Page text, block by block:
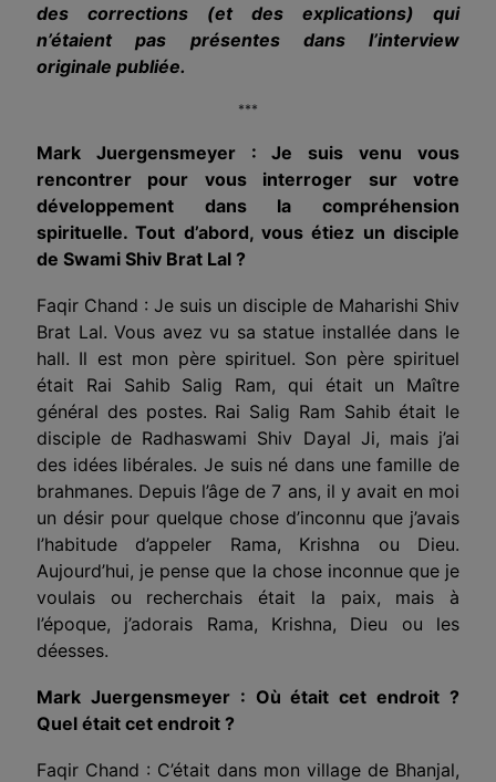
des corrections (et des explications) qui
n’étaient pas présentes dans l’interview
originale publiée.
***
Mark Juergensmeyer : Je suis venu vous
rencontrer pour vous interroger sur votre
développement dans la compréhension
spirituelle. Tout d’abord, vous étiez un disciple
de Swami Shiv Brat Lal ?
Faqir Chand : Je suis un disciple de Maharishi Shiv
Brat Lal. Vous avez vu sa statue installée dans le
hall. Il est mon père spirituel. Son père spirituel
était Rai Sahib Salig Ram, qui était un Maître
général des postes. Rai Salig Ram Sahib était le
disciple de Radhaswami Shiv Dayal Ji, mais j’ai
des idées libérales. Je suis né dans une famille de
brahmanes. Depuis l’âge de 7 ans, il y avait en moi
un désir pour quelque chose d’inconnu que j’avais
l’habitude d’appeler Rama, Krishna ou Dieu.
Aujourd’hui, je pense que la chose inconnue que je
voulais ou recherchais était la paix, mais à
l’époque, j’adorais Rama, Krishna, Dieu ou les
déesses.
Mark Juergensmeyer : Où était cet endroit ?
Quel était cet endroit ?
Faqir Chand : C’était dans mon village de Bhanjal,